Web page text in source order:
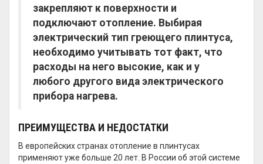
закрепляют к поверхности и
подключают отопление. Выбирая
электрический тип греющего плинтуса,
необходимо учитывать тот факт, что
расходы на него высокие, как и у
любого другого вида электрического
прибора нагрева.
ПРЕИМУЩЕСТВА И НЕДОСТАТКИ
В европейских странах отопление в плинтусах
применяют уже больше 20 лет. В России об этой системе